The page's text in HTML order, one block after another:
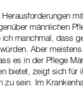
männlichen
manchmal, dass
Aber
es in der Pflege
bietet, zeigt sich für
zu sein. Im